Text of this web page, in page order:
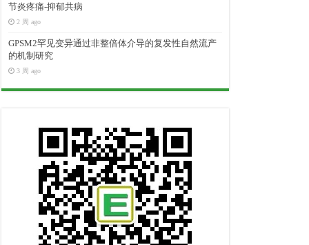
节炎疼痛-抑郁共病
2 周 ago
GPSM2罕见变异通过非整倍体介导的复发性自然流产
的机制研究
3 周 ago